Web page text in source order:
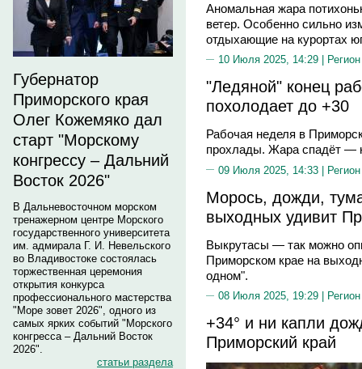
Губернатор
Приморского края
Олег Кожемяко дал
старт "Морскому
конгрессу – Дальний
Восток 2026"
В Дальневосточном морском
тренажерном центре Морского
государственного университета
им. адмирала Г. И. Невельского
во Владивостоке состоялась
торжественная церемония
открытия конкурса
профессионального мастерства
"Море зовет 2026", одного из
самых ярких событий "Морского
конгресса – Дальний Восток
2026".
статьи раздела
Аномальная жара
ветер. Особенно сильно
отдыхающие на курортах
10 Июля 2025, 14:29 |
"Ледяной" конец
похолодает до +30
Рабочая неделя в
прохлады. Жара спадёт —
09 Июля 2025, 14:33 |
Морось, дожди,
выходных удивит
Выкрутасы — так можно
Приморском крае на
одном".
08 Июля 2025, 19:29 |
+34° и ни капли
Приморский край